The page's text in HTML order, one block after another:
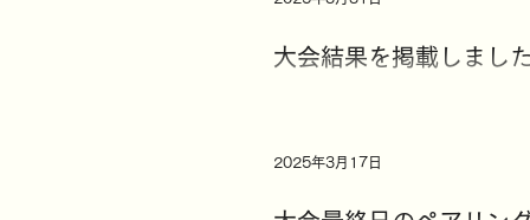
大会結果を掲載しました
2025年3月17日